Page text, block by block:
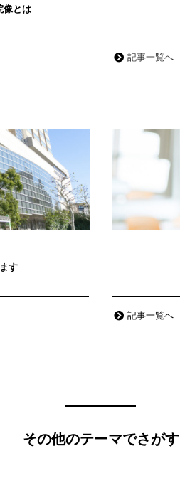
像とは
記事一覧へ
す
記事一覧へ
その他のテーマでさがす